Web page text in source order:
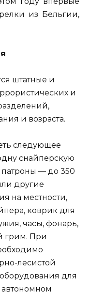
из Бельгии,
штатные и
и
и возраста.
следующее
снайперскую
— до 350
другие
на местности,
коврик для
часы, фонарь,
грим. При
лесистой
для
автономном